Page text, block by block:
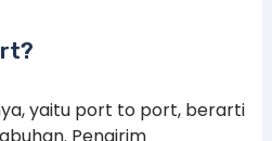
yaitu port to port, berarti